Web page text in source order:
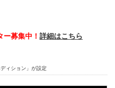
募集中！ 詳細はこちら
ィション」が設定